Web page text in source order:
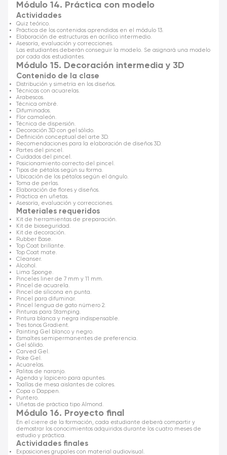
Módulo 14. Práctica con modelo
Actividades
Quiz teórico.
Práctica de los contenidos aprendidos en el módulo 13.
Elaboración de estructuras en acrílico intermedio.
Asesoría, evaluación y correcciones.
Las estudiantes deberán conseguir la modelo. Se asignará una modelo
por cada dos estudiantes.
Módulo 15. Decoración intermedia y 3D
Contenido de la clase
Distribución y simetría en los diseños.
Técnicas con acuarelas.
Arabescos.
Técnica ombré.
Difuminados.
Flor camaleón.
Técnica de dispersión.
Decoración 3D con gel sólido.
Definición conceptual del arte 3D.
Recomendaciones para la elaboración de diseños 3D.
Partes del pincel.
Cuidados del pincel.
Posicionamiento correcto del pincel.
Tipos de pétalos según su forma.
Ubicación de los pétalos según el ángulo.
Toma de perlas.
Elaboración de flores y diseños.
Práctica en uñetas.
Asesoría, evaluación y correcciones.
Materiales requeridos
Kit de herramientas de preparación.
Kit de bioseguridad.
Kit de decoración.
Rubber Base.
Top Coat brillante.
Top Coat mate.
Cleanser.
Alcohol.
Lima Sponge.
Pinceles liner de 7 mm y 11 mm.
Pincel de acuarela.
Pincel de silicona en punta.
Pincel para difuminar.
Pincel lengua de gato número 2.
Pinturas para Stamping.
Pintura blanca y negra indispensable.
Tres tonos Gradient.
Painting Gel blanco y negro.
Esmaltes semipermanentes de preferencia.
Gel sólido.
Carved Gel.
Poke Gel.
Acuarelas.
Palitos de naranjo.
Agenda y lapicero para apuntes.
Toallas de mesa aislantes de colores.
Copa o Dappen.
Puntero.
Uñetas de práctica tipo Almond.
Módulo 16. Proyecto final
En el cierre de la formación, cada estudiante deberá compartir y
demostrar los conocimientos adquiridos durante los cuatro meses de
estudio y práctica.
Actividades finales
Exposiciones grupales con material audiovisual.